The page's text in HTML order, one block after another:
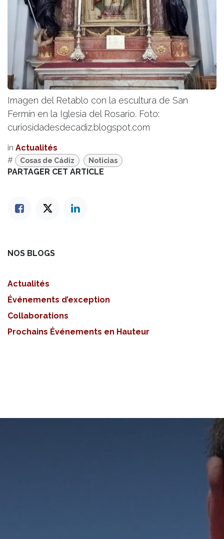
Imagen del Retablo con la escultura de San
Fermín en la Iglesia del Rosario. Foto:
curiosidadesdecadiz.blogspot.com
in Actualités
#
Cosas de Cádiz Noticias
PARTAGER CET ARTICLE
NOS BLOGS
Actualités
Événements d’exception
Collaborations
Prochains Événements en Hauteur